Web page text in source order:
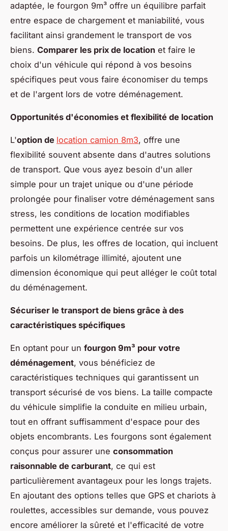
adaptée, le fourgon 9m³ offre un équilibre parfait
entre espace de chargement et maniabilité, vous
facilitant ainsi grandement le transport de vos
biens. Comparer les prix de location et faire le
choix d'un véhicule qui répond à vos besoins
spécifiques peut vous faire économiser du temps
et de l'argent lors de votre déménagement.
Opportunités d'économies et flexibilité de location
L'option de location camion 8m3, offre une
flexibilité souvent absente dans d'autres solutions
de transport. Que vous ayez besoin d'un aller
simple pour un trajet unique ou d'une période
prolongée pour finaliser votre déménagement sans
stress, les conditions de location modifiables
permettent une expérience centrée sur vos
besoins. De plus, les offres de location, qui incluent
parfois un kilométrage illimité, ajoutent une
dimension économique qui peut alléger le coût total
du déménagement.
Sécuriser le transport de biens grâce à des
caractéristiques spécifiques
En optant pour un fourgon 9m³ pour votre
déménagement, vous bénéficiez de
caractéristiques techniques qui garantissent un
transport sécurisé de vos biens. La taille compacte
du véhicule simplifie la conduite en milieu urbain,
tout en offrant suffisamment d'espace pour des
objets encombrants. Les fourgons sont également
conçus pour assurer une consommation
raisonnable de carburant, ce qui est
particulièrement avantageux pour les longs trajets.
En ajoutant des options telles que GPS et chariots à
roulettes, accessibles sur demande, vous pouvez
encore améliorer la sûreté et l'efficacité de votre